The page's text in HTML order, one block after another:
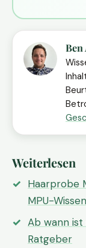
Ben
Weiterlesen
Haarprobe
MPU-
Ab wann
Ratgeber